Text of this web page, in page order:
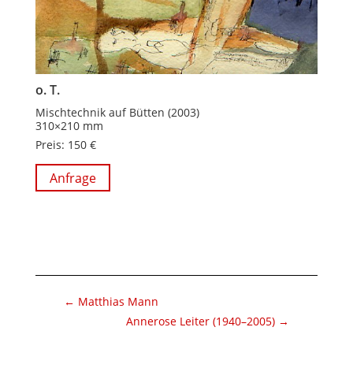
o. T.
Mischtechnik auf Bütten (2003)
310×210 mm
Preis: 150 €
Anfrage
← Matthias Mann
Annerose Leiter (1940–2005) →